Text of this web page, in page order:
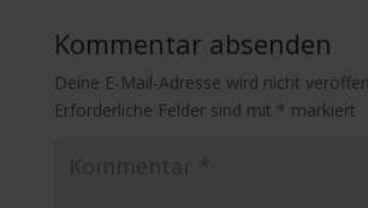
Kommentar absenden
Deine E-Mail-Adresse wird nicht
Erforderliche Felder sind mit * markiert